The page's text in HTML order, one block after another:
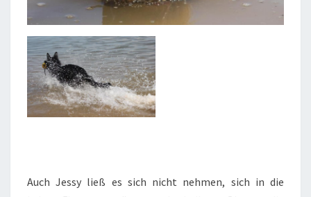
Auch Jessy ließ es sich nicht nehmen, sich in die